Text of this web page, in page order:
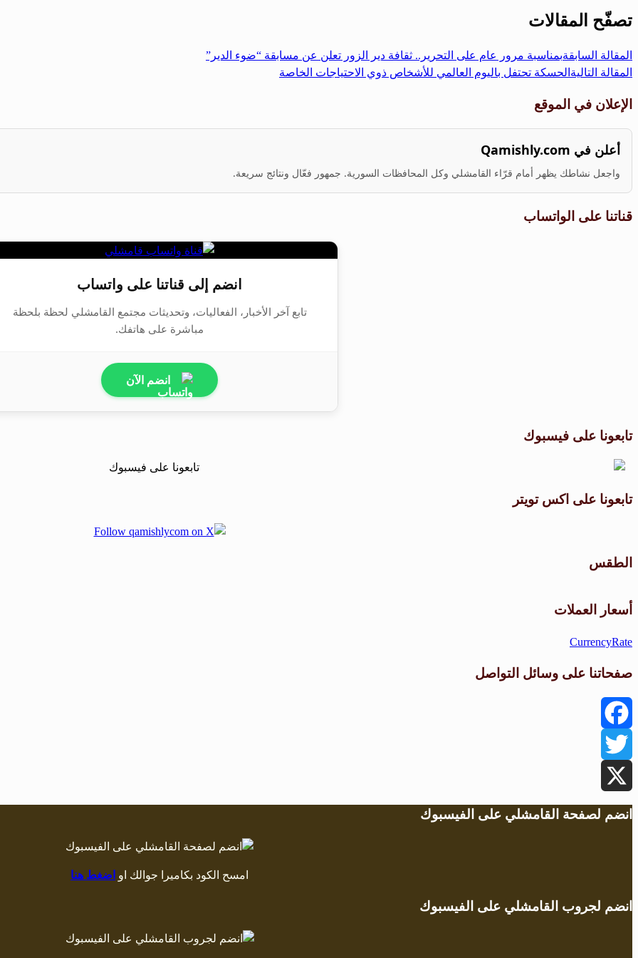
تصفّح المقالات
المقالة السابقةبمناسبة مرور عام على التحرير.. ثقافة دير الزور تعلن عن مسابقة “ضوء الدير”
المقالة التالية الحسكة تحتفل باليوم العالمي للأشخاص ذوي الاحتياجات الخاصة
الإعلان في الموقع
أعلن في Qamishly.com
واجعل نشاطك يظهر أمام قرّاء القامشلي وكل المحافظات السورية. جمهور فعّال ونتائج سريعة.
قناتنا على الواتساب
انضم إلى قناتنا على واتساب
تابع آخر الأخبار، الفعاليات، وتحديثات مجتمع القامشلي لحظة بلحظة
مباشرة على هاتفك.
انضم الآن
تابعونا على فيسبوك
تابعونا على اكس تويتر
الطقس
أسعار العملات
CurrencyRate
صفحاتنا على وسائل التواصل
Facebook
Twitter
X
انضم لصفحة القامشلي على الفيسبوك
امسح الكود بكاميرا جوالك او اضغط هنا
انضم لجروب القامشلي على الفيسبوك